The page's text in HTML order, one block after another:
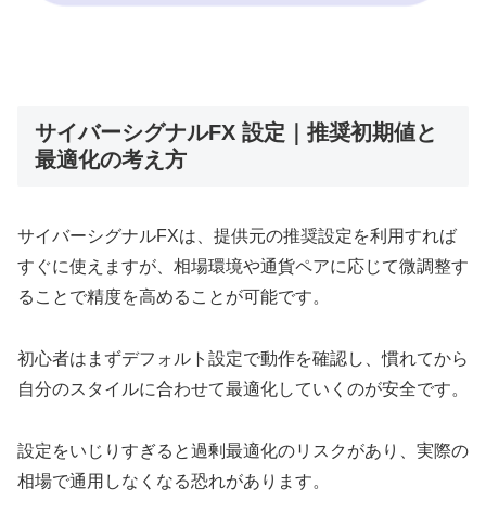
サイバーシグナルFX 設定｜推奨初期値と
最適化の考え方
サイバーシグナルFXは、提供元の推奨設定を利用すれば
すぐに使えますが、相場環境や通貨ペアに応じて微調整す
ることで精度を高めることが可能です。
初心者はまずデフォルト設定で動作を確認し、慣れてから
自分のスタイルに合わせて最適化していくのが安全です。
設定をいじりすぎると過剰最適化のリスクがあり、実際の
相場で通用しなくなる恐れがあります。